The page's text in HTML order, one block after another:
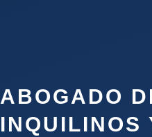
ABOGADO
INQUILINOS